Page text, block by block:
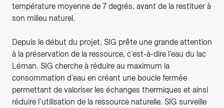
température moyenne de 7 degrés, avant de la restituer à
son milieu naturel.
Depuis le début du projet, SIG prête une grande attention
à la préservation de la ressource, c’est-à-dire l’eau du lac
Léman. SIG cherche à réduire au maximum la
consommation d’eau en créant une boucle fermée
permettant de valoriser les échanges thermiques et ainsi
réduire l’utilisation de la ressource naturelle. SIG surveille